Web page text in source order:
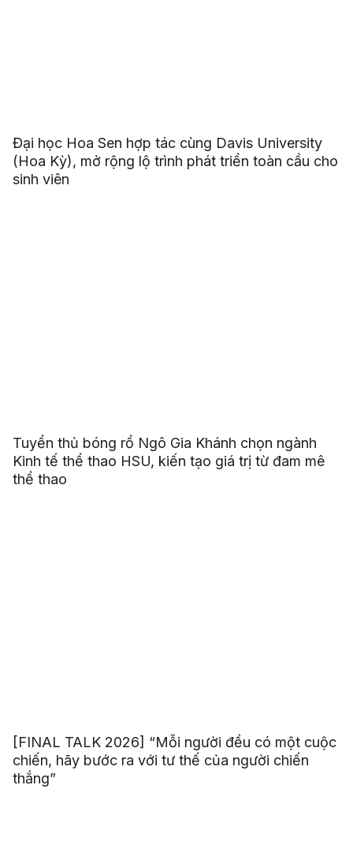
Đại học Hoa Sen hợp tác cùng Davis University
(Hoa Kỳ), mở rộng lộ trình phát triển toàn cầu cho
sinh viên
Tuyển thủ bóng rổ Ngô Gia Khánh chọn ngành
Kinh tế thể thao HSU, kiến tạo giá trị từ đam mê
thể thao
[FINAL TALK 2026] “Mỗi người đều có một cuộc
chiến, hãy bước ra với tư thế của người chiến
thắng”